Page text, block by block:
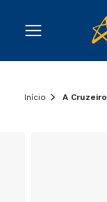
Início A Cruzeiro